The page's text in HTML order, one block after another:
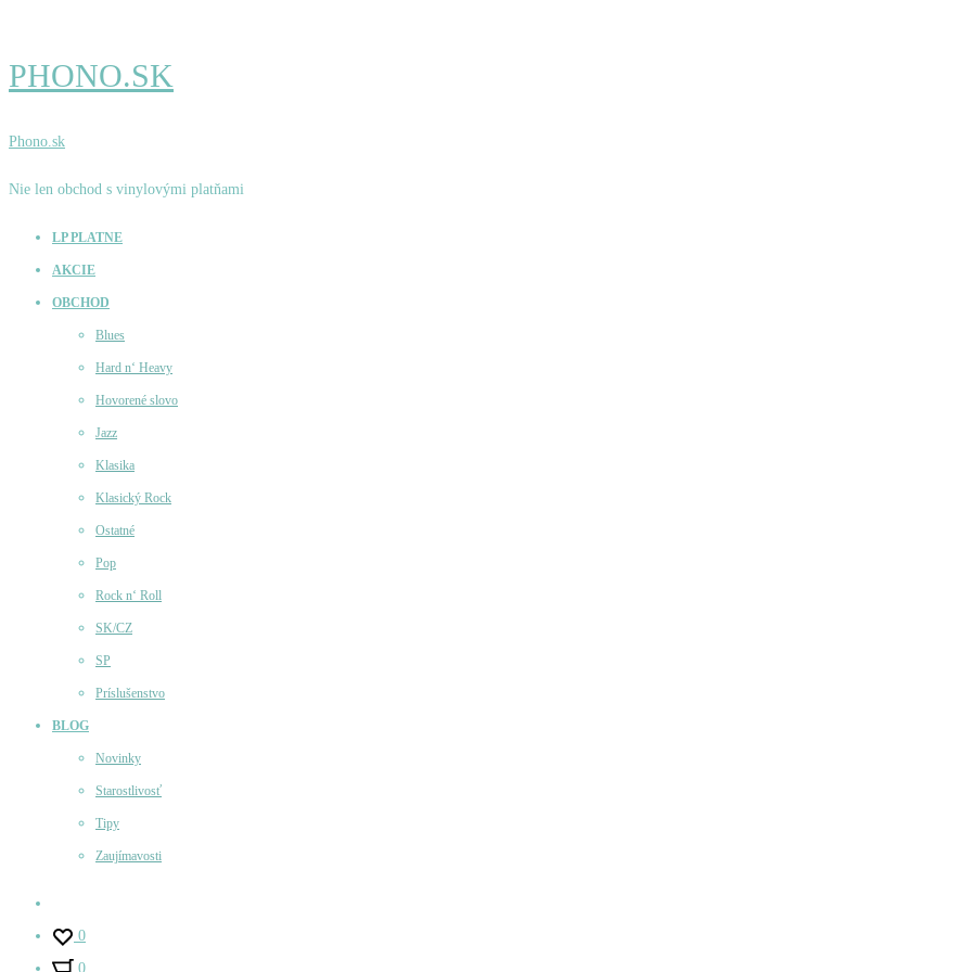
PHONO.SK
Phono.sk
Nie len obchod s vinylovými platňami
LP PLATNE
AKCIE
OBCHOD
Blues
Hard n‘ Heavy
Hovorené slovo
Jazz
Klasika
Klasický Rock
Ostatné
Pop
Rock n‘ Roll
SK/CZ
SP
Príslušenstvo
BLOG
Novinky
Starostlivosť
Tipy
Zaujímavosti
0
0